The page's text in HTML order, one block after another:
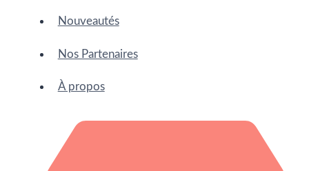
Nouveautés
Nos Partenaires
À propos